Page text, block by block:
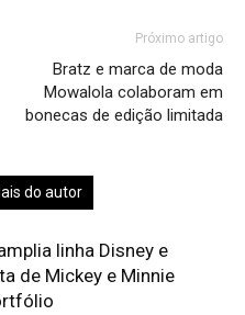
Próximo artigo
Bratz e marca de moda
Mowalola colaboram em
bonecas de edição limitada
do autor
linha Disney e
de Mickey e Minnie